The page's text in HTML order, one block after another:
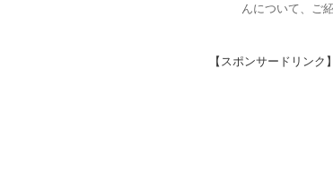
んについて、ご
【スポンサードリンク】